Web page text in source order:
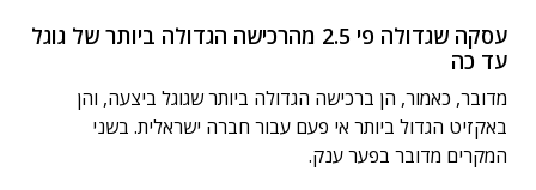
עסקה שגדולה פי 2.5 מהרכישה הגדולה ביותר של גוגל
עד כה
מדובר, כאמור, הן ברכישה הגדולה ביותר שגוגל ביצעה, והן
באקזיט הגדול ביותר אי פעם עבור חברה ישראלית. בשני
המקרים מדובר בפער ענק.